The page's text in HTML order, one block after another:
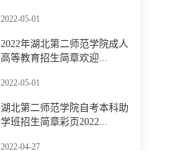
2022-05-01
2022年湖北第二师范学院成人
高等教育招生简章欢迎...
2022-05-01
湖北第二师范学院自考本科助
学班招生简章彩页2022...
2022-04-27